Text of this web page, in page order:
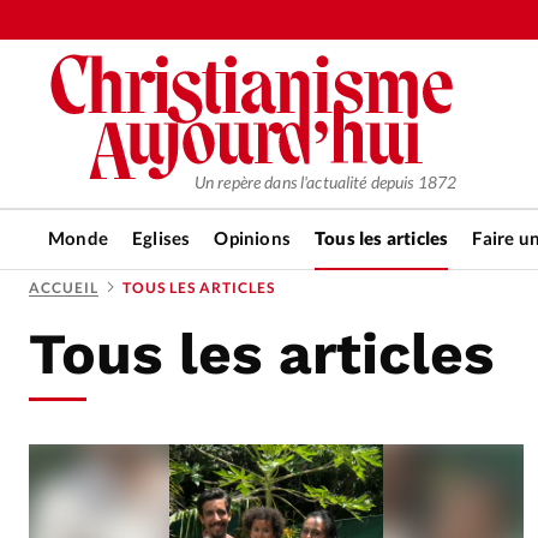
Un repère dans l'actualité depuis 1872
Monde Eglises Opinions Tous les articles Faire
RUBRIQUES
Tous les articles
Actualité internationale
ACCUEIL TOUS LES ARTICLES
Tous les articles